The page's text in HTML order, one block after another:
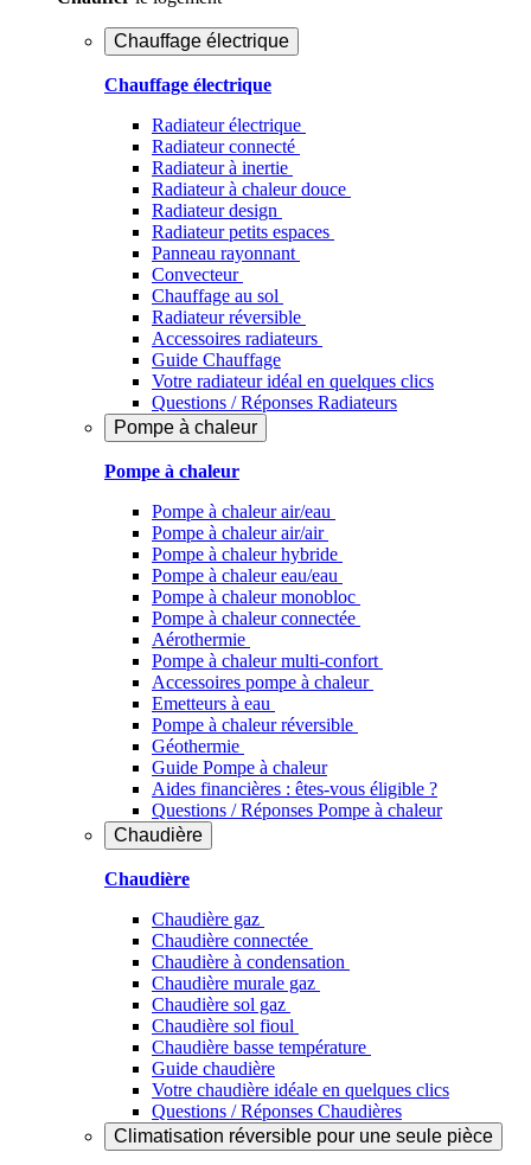
Chauffage électrique
Chauffage électrique
Radiateur électrique
Radiateur connecté
Radiateur à inertie
Radiateur à chaleur douce
Radiateur design
Radiateur petits espaces
Panneau rayonnant
Convecteur
Chauffage au sol
Radiateur réversible
Accessoires radiateurs
Guide Chauffage
Votre radiateur idéal en quelques clics
Questions / Réponses Radiateurs
Pompe à chaleur
Pompe à chaleur
Pompe à chaleur air/eau
Pompe à chaleur air/air
Pompe à chaleur hybride
Pompe à chaleur​ eau/eau
Pompe à chaleur monobloc
Pompe à chaleur connectée
Aérothermie
Pompe à chaleur multi-confort
Accessoires pompe à chaleur
Emetteurs à eau
Pompe à chaleur réversible
Géothermie
Guide Pompe à chaleur
Aides financières : êtes-vous éligible ?
Questions / Réponses Pompe à chaleur
Chaudière
Chaudière
Chaudière gaz
Chaudière connectée
Chaudière à condensation
Chaudière murale gaz
Chaudière sol gaz
Chaudière sol fioul
Chaudière basse température
Guide chaudière
Votre chaudière idéale en quelques clics
Questions / Réponses Chaudières
Climatisation réversible pour une seule pièce